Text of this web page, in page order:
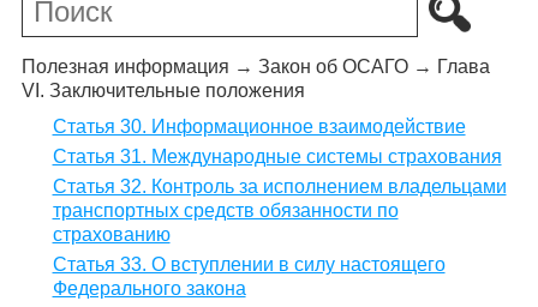
Полезная информация → Закон об ОСАГО→ Глава
VI. Заключительные положения
Статья 30. Информационное взаимодействие
Статья 31. Международные системы страхования
Статья 32. Контроль за исполнением владельцами
транспортных средств обязанности по
страхованию
Статья 33. О вступлении в силу настоящего
Федерального закона